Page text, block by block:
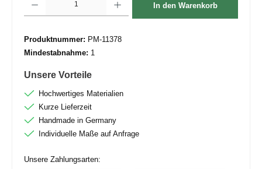
In den Warenkorb
Produktnummer: PM-11378
Mindestabnahme: 1
Unsere Vorteile
Hochwertiges Materialien
Kurze Lieferzeit
Handmade in Germany
Individuelle Maße auf Anfrage
Unsere Zahlungsarten: